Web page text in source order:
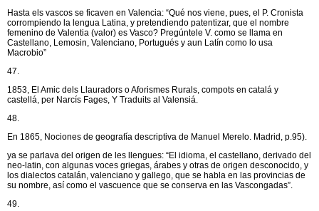
Hasta els vascos se ficaven en Valencia: “Qué nos viene, pues, el P. Cronista
corrompiendo la lengua Latina, y pretendiendo patentizar, que el nombre
femenino de Valentia (valor) es Vasco? Pregúntele V. como se llama en
Castellano, Lemosin, Valenciano, Portugués y aun Latín como lo usa
Macrobio”
47.
1853, El Amic dels Llauradors o Aforismes Rurals, compots en catalá y
castellá, per Narcís Fages, Y Traduits al Valensiá.
48.
En 1865, Nociones de geografía descriptiva de Manuel Merelo. Madrid, p.95).
ya se parlava del origen de les llengues: “El idioma, el castellano, derivado del
neo-latin, con algunas voces griegas, árabes y otras de origen desconocido, y
los dialectos catalán, valenciano y gallego, que se habla en las provincias de
su nombre, así como el vascuence que se conserva en las Vascongadas”.
49.